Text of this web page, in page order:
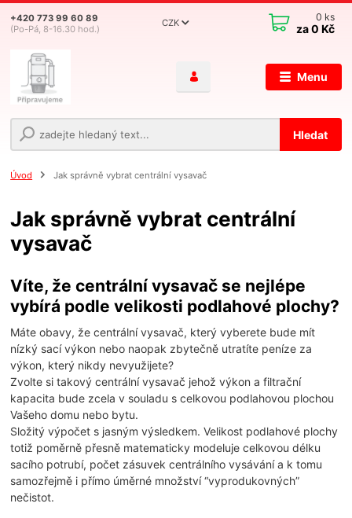
Menu
CZK
Hledat
+420 773 99 60 89
(Po-Pá, 8-16.30 hod.)
0 ks
za0 Kč
Úvod Jak správně vybrat centrální vysavač
Jak správně vybrat centrální
vysavač
Víte, že centrální vysavač se nejlépe
vybírá podle velikosti podlahové plochy?
Máte obavy, že centrální vysavač, který vyberete bude mít
nízký sací výkon nebo naopak zbytečně utratíte peníze za
výkon, který nikdy nevyužijete?
Zvolte si takový centrální vysavač jehož výkon a filtrační
kapacita bude zcela v souladu s celkovou podlahovou plochou
Vašeho domu nebo bytu.
Složitý výpočet s jasným výsledkem. Velikost podlahové plochy
totiž poměrně přesně matematicky modeluje celkovou délku
sacího potrubí, počet zásuvek centrálního vysávání a k tomu
samozřejmě i přímo úměrné množství “vyprodukovných”
nečistot.